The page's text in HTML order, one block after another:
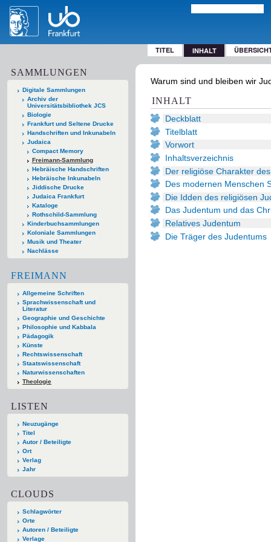
TITEL INHALT
SAMMLUNGEN
Digitale Sammlungen
Archiv der
Universitätsbibliothek JCS
Biologie
Frankfurt und Seltene Drucke
Handschriften und Inkunabeln
Judaica
Compact Memory
Freimann-Sammlung
Hebräische Handschriften
Hebräische Inkunabeln
Jiddische Drucke
Judaica Frankfurt
Kataloge
Rothschild-Sammlung
Kinderbuchsammlungen
Koloniale Sammlungen
Musik und Theater
Nachlässe
FREIMANN
Allgemeine Schriften
Sprachwissenschaft und
Literatur
Geographie und Geschichte
Philosophie und Kabbala
Pädagogik
Künste
Rechtswissenschaft
Staatswissenschaft
Naturwissenschaften
Theologie
LISTEN
Neuzugänge
Titel
Autor / Beteiligte
Ort
Verlag
Jahr
CLOUDS
Schlagwörter
Orte
Autoren / Beteiligte
Verlage
Warum sind und bleiben wir
INHALT
Deckblatt
Titelblatt
Vorwort
Inhaltsverzeichnis
Der religiöse Charakter
Des modernen Menschen
Die Idden des religiösen
Das Judentum und das
Relatives Judentum
Die Träger des Judentums